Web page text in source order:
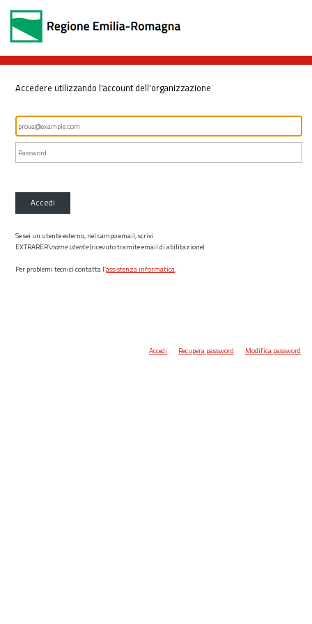
Accedere utilizzando l'account dell'organizzazione
Accedi
Se sei un utente esterno, nel campo email, scrivi
EXTRARER\nome utente(ricevuto tramite email di abilitazione)
Per problemi tecnici contatta l’assistenza informatica.
Accedi Recupera password Modifica password